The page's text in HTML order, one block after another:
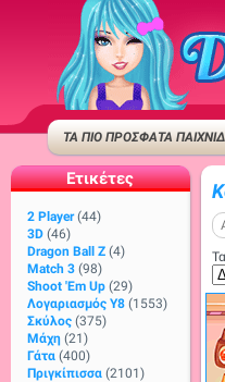
ΤΑ ΠΙΟ ΠΡΟΣΦΑΤΑ
Ετικέτες
2 Player (44)
3D (46)
Dragon Ball Z (4)
Match 3 (98)
Shoot 'Em Up (29)
Λογαριασμός Y8 (1553)
Σκύλος (375)
Μάχη (21)
Γάτα (400)
Πριγκίπισσα (2101)